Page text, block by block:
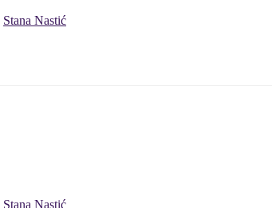
Stana Nastić
Stana Nastić